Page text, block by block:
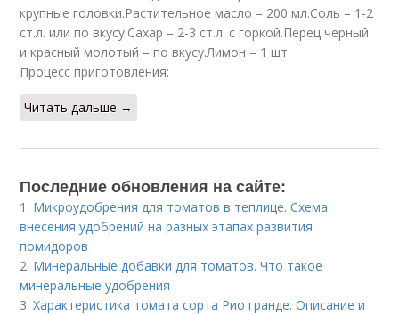
крупные головки.Растительное масло – 200 мл.Соль – 1-2
ст.л. или по вкусу.Сахар – 2-3 ст.л. с горкой.Перец черный
и красный молотый – по вкусу.Лимон – 1 шт.
Процесс приготовления:
Читать дальше →
Последние обновления на сайте:
1. Микроудобрения для томатов в теплице. Схема
внесения удобрений на разных этапах развития
помидоров
2. Минеральные добавки для томатов. Что такое
минеральные удобрения
3.Характеристика томата сорта Рио гранде. Описание и